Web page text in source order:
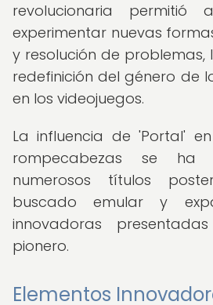
revolucionaria permitió
experimentar nuevas
y resolución de problemas,
redefinición del género de
en los videojuegos.
La influencia de 'Portal'
rompecabezas se ha
numerosos títulos
buscado emular y
innovadoras
pionero.
Elementos